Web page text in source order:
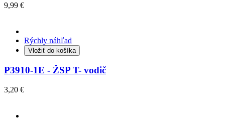
9,99 €
Rýchly náhľad
Vložiť do košíka
P3910-1E - ŽSP T- vodič
3,20 €